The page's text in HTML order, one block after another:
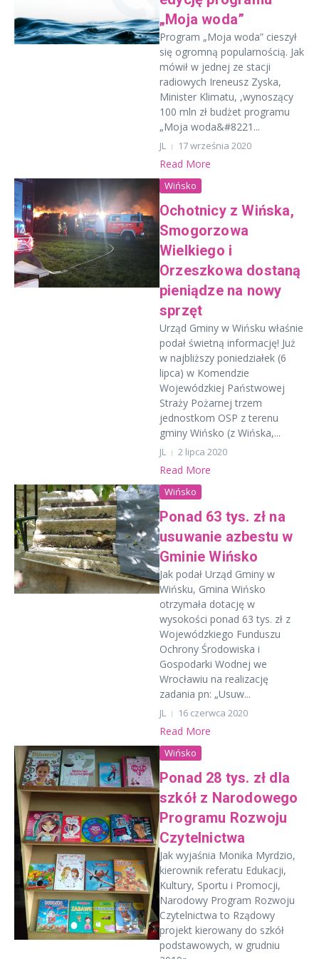
„Moja woda”
Program „Moja woda” cieszył
się ogromną popularnością. Jak
mówił w jednej ze stacji
radiowych Ireneusz Zyska,
Minister Klimatu, ,wynoszący
100 mln zł budżet programu
„Moja woda&#8221...
JL 17 września 2020
Read More
Wińsko
Ochotnicy z Wińska,
Smogorzowa
Wielkiego i
Orzeszkowa dostaną
pieniądze na nowy
sprzęt
Urząd Gminy w Wińsku właśnie
podał świetną informację! Już
w najbliższy poniedziałek (6
lipca) w Komendzie
Wojewódzkiej Państwowej
Straży Pożarnej trzem
jednostkom OSP z terenu
gminy Wińsko (z Wińska,...
JL 2 lipca 2020
Read More
Wińsko
Ponad 63 tys. zł na
usuwanie azbestu w
Gminie Wińsko
Jak podał Urząd Gminy w
Wińsku, Gmina Wińsko
otrzymała dotację w
wysokości ponad 63 tys. zł z
Wojewódzkiego Funduszu
Ochrony Środowiska i
Gospodarki Wodnej we
Wrocławiu na realizację
zadania pn: „Usuw...
JL 16 czerwca 2020
Read More
Wińsko
Ponad 28 tys. zł dla
szkół z Narodowego
Programu Rozwoju
Czytelnictwa
Jak wyjaśnia Monika Myrdzio,
kierownik referatu Edukacji,
Kultury, Sportu i Promocji,
Narodowy Program Rozwoju
Czytelnictwa to Rządowy
projekt kierowany do szkół
podstawowych, w grudniu